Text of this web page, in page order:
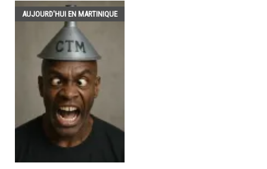
AUJOURD'HUI EN MARTINIQUE